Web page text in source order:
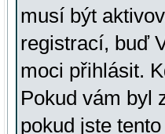
musí být
registrací, buď
moci přihlásit.
Pokud vám byl
pokud jste